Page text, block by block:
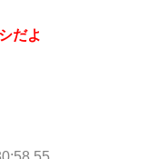
だよ